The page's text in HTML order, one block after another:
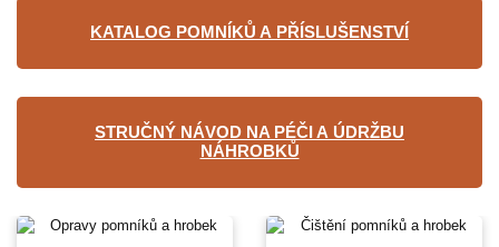
KATALOG POMNÍKŮ A PŘÍSLUŠENSTVÍ
STRUČNÝ NÁVOD NA PÉČI A ÚDRŽBU
NÁHROBKŮ